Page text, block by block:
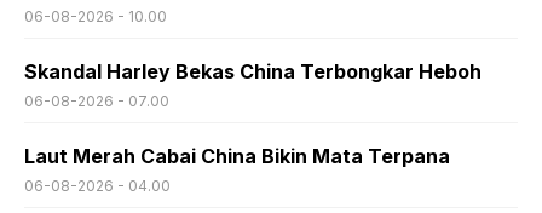
06-08-2026 - 10.00
Skandal Harley Bekas China Terbongkar Heboh
06-08-2026 - 07.00
Laut Merah Cabai China Bikin Mata Terpana
06-08-2026 - 04.00